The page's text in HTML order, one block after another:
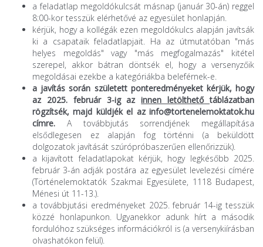
a feladatlap megoldókulcsát másnap (január 30-án) reggel
8:00-kor tesszük elérhetővé az egyesület honlapján.
kérjük, hogy a kollégák ezen megoldókulcs alapján javítsák
ki a csapataik feladatlapjait. Ha az útmutatóban "más
helyes megoldás" vagy "más megfogalmazás" kitétel
szerepel, akkor bátran döntsék el, hogy a versenyzőik
megoldásai ezekbe a kategóriákba beleférnek-e.
a javítás során született ponteredményeket kérjük, hogy
az 2025. február 3-ig azinnen letölthető táblázatban
rögzítsék, majd küldjék el az info@tortenelemoktatok.hu
címre. A továbbjutás sorrendjének megállapítása
elsődlegesen ez alapján fog történni (a beküldött
dolgozatok javítását szúrópróbaszerűen ellenőrizzük).
a kijavított feladatlapokat kérjük, hogy legkésőbb 2025.
február 3-án adják postára az egyesület levelezési címére
(Történelemoktatók Szakmai Egyesülete, 1118 Budapest,
Ménesi út 11-13.).
a továbbjutási eredményeket 2025. február 14-ig tesszük
közzé honlapunkon. Ugyanekkor adunk hírt a második
fordulóhoz szükséges információkról is (a versenykiírásban
olvashatókon felül).